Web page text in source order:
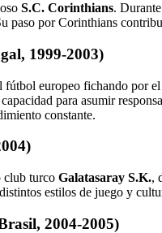
S.C. Corinthians.
paso por Corinthians
1999-2003)
fútbol europeo fichando por el
para asumir
constante.
club turco Galatasaray S.K.,
estilos de juego y
2004-2005)